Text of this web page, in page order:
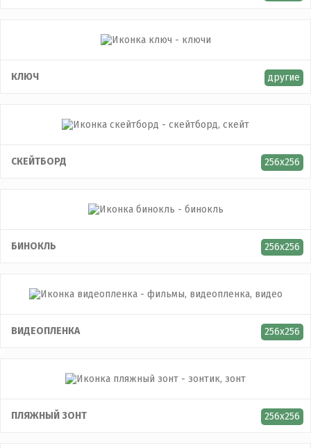
КЛЮЧ другие
СКЕЙТБОРД 256x256
БИНОКЛЬ 256x256
ВИДЕОПЛЕНКА 256x256
ПЛЯЖНЫЙ ЗОНТ 256x256